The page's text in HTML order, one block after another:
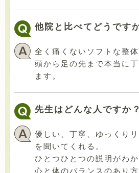
他院と比べてどうです
全く痛くないソフトな整
頭から足の先まで本当に
ます。
先生はどんな人ですか？
優しい、丁寧、ゆっくり
を聞いてくれる。
ひとつひとつの説明がわか
心と体のバランスのあり